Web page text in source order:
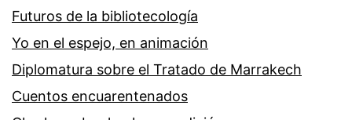
Futuros de la bibliotecología
Yo en el espejo, en animación
Diplomatura sobre el Tratado de Marrakech
Cuentos encuarentenados